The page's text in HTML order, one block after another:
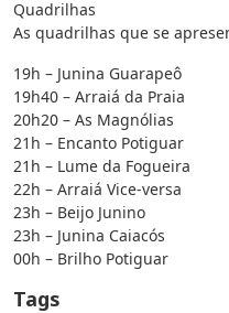
Quadrilhas
As quadrilhas que se
19h – Junina Guarapeô
19h40 – Arraiá da Praia
20h20 – As Magnólias
21h – Encanto Potiguar
21h – Lume da Fogueira
22h – Arraiá Vice-versa
23h – Beijo Junino
23h – Junina Caiacós
00h – Brilho Potiguar
Tags